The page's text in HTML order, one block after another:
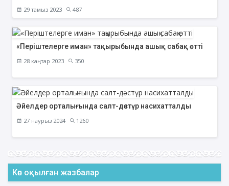
29 тамыз 2023 487
«Періштелерге иман» тақырыбында ашық сабақ өтті
28 қаңтар 2023 350
Әйелдер орталығында салт-дәстүр насихатталды
27 наурыз 2024 1260
Көп оқылған жазбалар